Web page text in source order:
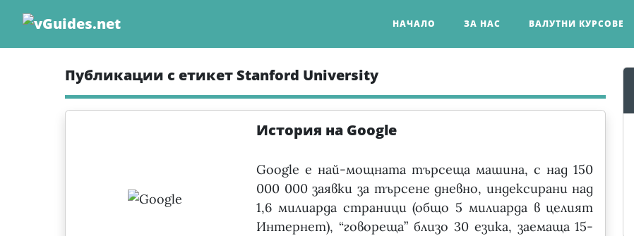
content
НАЧАЛО ЗА НАС ВАЛУТНИ КУРСОВЕ
Публикации с етикет Stanford University
История на Google
Google е най-мощната търсеща машина, с над 150
000 000 заявки за търсене дневно, индексирани над
1,6 милиарда страници (общо 5 милиарда в целият
Интернет), “говореща” близо 30 езика, заемаща 15-